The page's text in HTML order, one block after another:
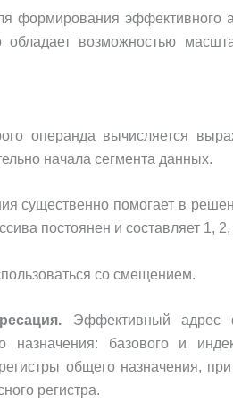
формирования эффективного
возможностью
операнда вычисляется
начала сегмента данных.
существенно помогает в
постоянен и составляет 1, 2,
со смещением.
Эффективный адрес
назначения: базового и
общего назначения, при
регистра.